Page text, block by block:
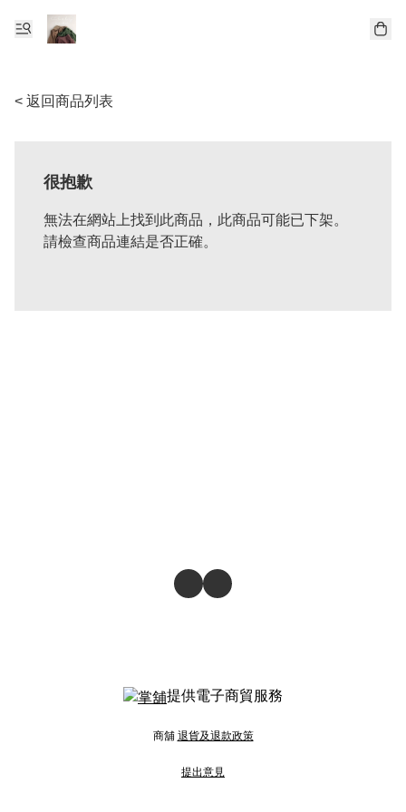
< 返回商品列表
很抱歉
無法在網站上找到此商品，此商品可能已下架。
請檢查商品連結是否正確。
提供電子商貿服務
商舖 退貨及退款政策
提出意見